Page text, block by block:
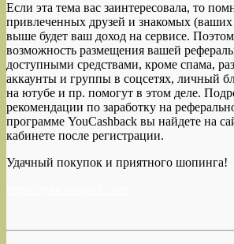
Если эта тема вас заинтересовала, то
привлеченных друзей и знакомых (ваших
выше будет ваш доход на сервисе.
возможность размещения вашей
доступными средствами, кроме спама,
аккаунты и группы в соцсетях, личный
на ютубе и пр. помогут в этом деле.
рекомендации по заработку на
программе YouCashback вы найдете на
кабинете после регистрации.
Удачный покупок и приятного шопинга!